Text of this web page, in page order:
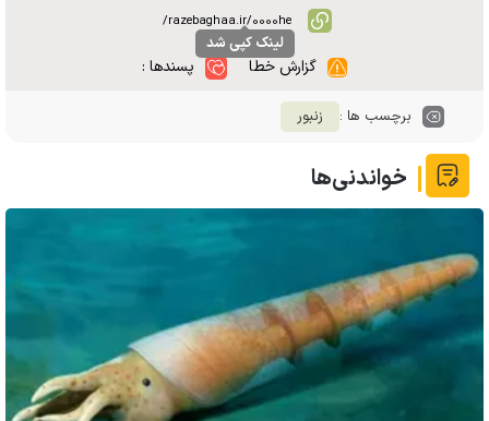
لینک کپی شد
گزارش خطا پسندها :
برچسب ها : زنبور
خواندنی‌ها